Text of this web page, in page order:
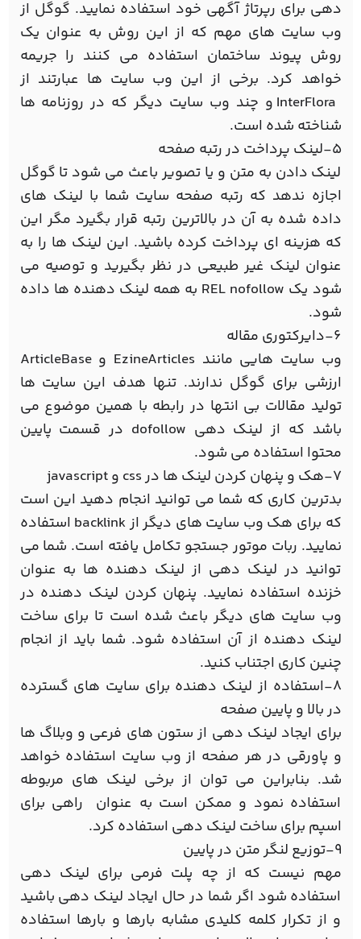
دهی برای رپرتاژ آگهی خود استفاده نمایید. گوگل از
وب سایت های مهم که از این روش به عنوان یک
روش پیوند ساختمان استفاده می کنند را جریمه
خواهد کرد. برخی از این وب سایت ها عبارتند از
InterFlora و چند وب سایت دیگر که در روزنامه ها
شناخته شده است.
5-لینک پرداخت در رتبه صفحه
لینک دادن به متن و یا تصویر باعث می شود تا گوگل
اجازه ندهد که رتبه صفحه سایت شما با لینک های
داده شده به آن در بالاترین رتبه قرار بگیرد مگر این
که هزینه ای پرداخت کرده باشید. این لینک ها را به
عنوان لینک غیر طبیعی در نظر بگیرید و توصیه می
شود یک REL nofollow به همه لینک دهنده ها داده
شود.
6-دایرکتوری مقاله
وب سایت هایی مانند EzineArticles و ArticleBase
ارزشی برای گوگل ندارند. تنها هدف این سایت ها
تولید مقالات بی انتها در رابطه با همین موضوع می
باشد که از لینک دهی dofollow در قسمت پایین
محتوا استفاده می شود.
7-هک و پنهان کردن لینک ها در css و javascript
بدترین کاری که شما می توانید انجام دهید این است
که برای هک وب سایت های دیگر از backlink استفاده
نمایید. ربات موتور جستجو تکامل یافته است. شما می
توانید در لینک دهی از لینک دهنده ها به عنوان
خزنده استفاده نمایید. پنهان کردن لینک دهنده در
وب سایت های دیگر باعث شده است تا برای ساخت
لینک دهنده از آن استفاده شود. شما باید از انجام
چنین کاری اجتناب کنید.
8-استفاده از لینک دهنده برای سایت های گسترده
در بالا و پایین صفحه
برای ایجاد لینک دهی از ستون های فرعی و وبلاگ ها
و پاورقی در هر صفحه از وب سایت استفاده خواهد
شد. بنابراین می توان از برخی لینک های مربوطه
استفاده نمود و ممکن است به عنوان راهی برای
اسپم برای ساخت لینک دهی استفاده کرد.
9-توزیع لنگر متن در پایین
مهم نیست که از چه پلت فرمی برای لینک دهی
استفاده شود اگر شما در حال ایجاد لینک دهی باشید
و از تکرار کلمه کلیدی مشابه بارها و بارها استفاده